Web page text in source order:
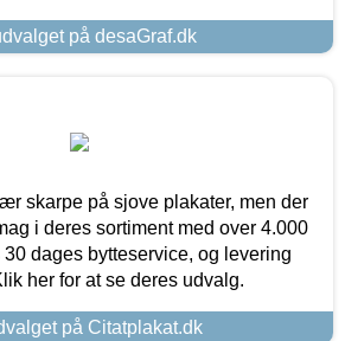
på desaGraf.dk
skarpe på sjove plakater, men der
i deres sortiment med over 4.000
dages bytteservice, og levering
her for at se deres udvalg.
på Citatplakat.dk